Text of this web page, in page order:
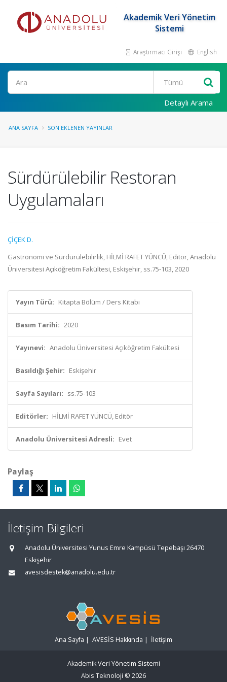
Akademik Veri Yönetim
Sistemi
Araştırmacı Girişi English
Ara
Detaylı Arama
ANA SAYFA SON EKLENEN YAYINLAR
Sürdürülebilir Restoran
Uygulamaları
ÇİÇEK D.
Gastronomi ve Sürdürülebilirlik, HİLMİ RAFET YÜNCÜ, Editör, Anadolu
Üniversitesi Açıköğretim Fakültesi, Eskişehir, ss.75-103, 2020
Yayın Türü: Kitapta Bölüm / Ders Kitabı
Basım Tarihi: 2020
Yayınevi: Anadolu Üniversitesi Açıköğretim Fakültesi
Basıldığı Şehir: Eskişehir
Sayfa Sayıları: ss.75-103
Editörler: HİLMİ RAFET YÜNCÜ, Editör
Anadolu Üniversitesi Adresli: Evet
Paylaş
İletişim Bilgileri
Anadolu Üniversitesi Yunus Emre Kampüsü Tepebaşı 26470
Eskişehir
avesisdestek@anadolu.edu.tr
Ana Sayfa | AVESİS Hakkında | İletişim
Akademik Veri Yönetim Sistemi
Abis Teknoloji © 2026